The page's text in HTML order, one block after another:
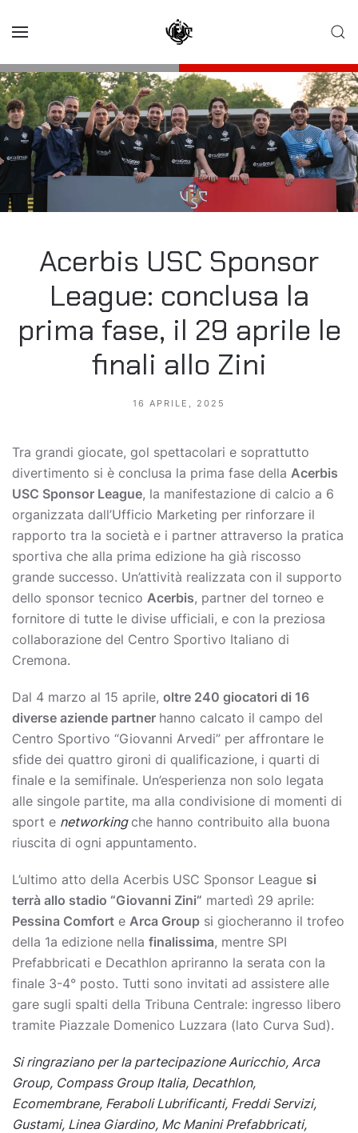
Acerbis USC Sponsor
League: conclusa la
prima fase, il 29 aprile le
finali allo Zini
16 APRILE, 2025
Tra grandi giocate, gol spettacolari e soprattutto
divertimento si è conclusa la prima fase della Acerbis
USC Sponsor League, la manifestazione di calcio a 6
organizzata dall’Ufficio Marketing per rinforzare il
rapporto tra la società e i partner attraverso la pratica
sportiva che alla prima edizione ha già riscosso
grande successo. Un’attività realizzata con il supporto
dello sponsor tecnico Acerbis, partner del torneo e
fornitore di tutte le divise ufficiali, e con la preziosa
collaborazione del Centro Sportivo Italiano di
Cremona.
Dal 4 marzo al 15 aprile, oltre 240 giocatori di 16
diverse aziende partner hanno calcato il campo del
Centro Sportivo “Giovanni Arvedi” per affrontare le
sfide dei quattro gironi di qualificazione, i quarti di
finale e la semifinale. Un’esperienza non solo legata
alle singole partite, ma alla condivisione di momenti di
sport e networkingche hanno contribuito alla buona
riuscita di ogni appuntamento.
L’ultimo atto della Acerbis USC Sponsor League si
terrà allo stadio “Giovanni Zini” martedì 29 aprile:
Pessina Comfort e Arca Group si giocheranno il trofeo
della 1a edizione nella finalissima, mentre SPI
Prefabbricati e Decathlon apriranno la serata con la
finale 3-4° posto. Tutti sono invitati ad assistere alle
gare sugli spalti della Tribuna Centrale: ingresso libero
tramite Piazzale Domenico Luzzara (lato Curva Sud).
Si ringraziano per la partecipazione Auricchio, Arca
Group, Compass Group Italia, Decathlon,
Ecomembrane, Feraboli Lubrificanti, Freddi Servizi,
Gustami, Linea Giardino, Mc Manini Prefabbricati,